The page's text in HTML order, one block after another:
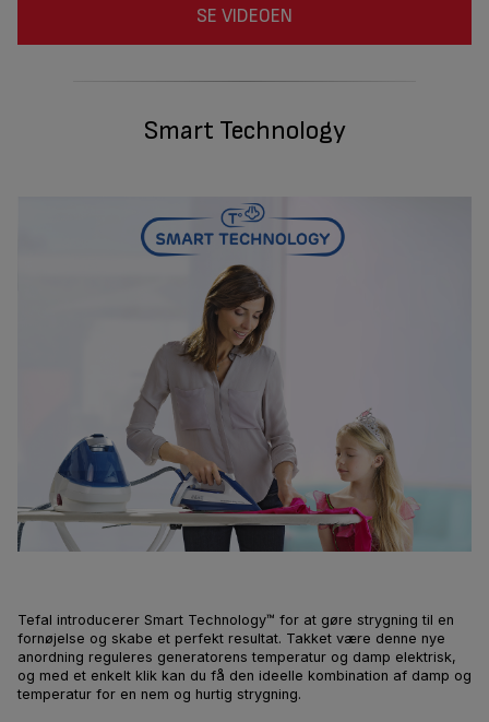
SE VIDEOEN
Smart Technology
Tefal introducerer Smart Technology™ for at gøre strygning til en
fornøjelse og skabe et perfekt resultat. Takket være denne nye
anordning reguleres generatorens temperatur og damp elektrisk,
og med et enkelt klik kan du få den ideelle kombination af damp og
temperatur for en nem og hurtig strygning.